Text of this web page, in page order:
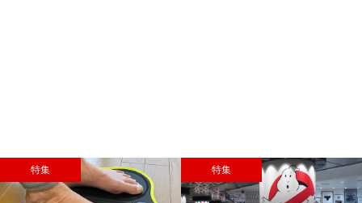
特集 特集